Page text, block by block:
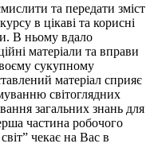
та передати зміст
в цікаві та корисні
В ньому вдало
матеріали та вправи
сукупному
матеріал сприяє
світоглядних
загальних знань для
частина робочого
чекає на Вас в